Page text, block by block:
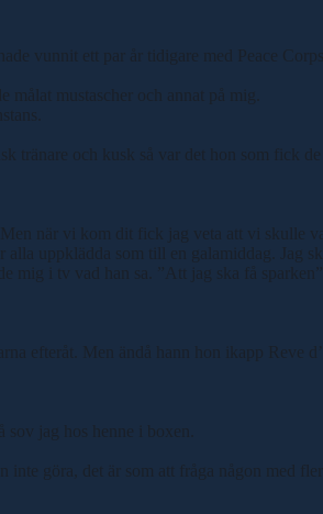
vunnit ett par år tidigare med Peace Corps
mustascher och annat på mig.
tränare och kusk så var det hon som fick de
när vi kom dit fick jag veta att vi skulle
uppklädda som till en galamiddag. Jag
i tv vad han sa. ”Att jag ska få sparken”
efteråt. Men ändå hann hon ikapp Reve
jag hos henne i boxen.
göra, det är som att fråga någon med